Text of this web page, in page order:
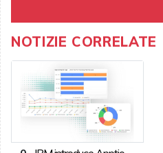
NOTIZIE CORRELATE